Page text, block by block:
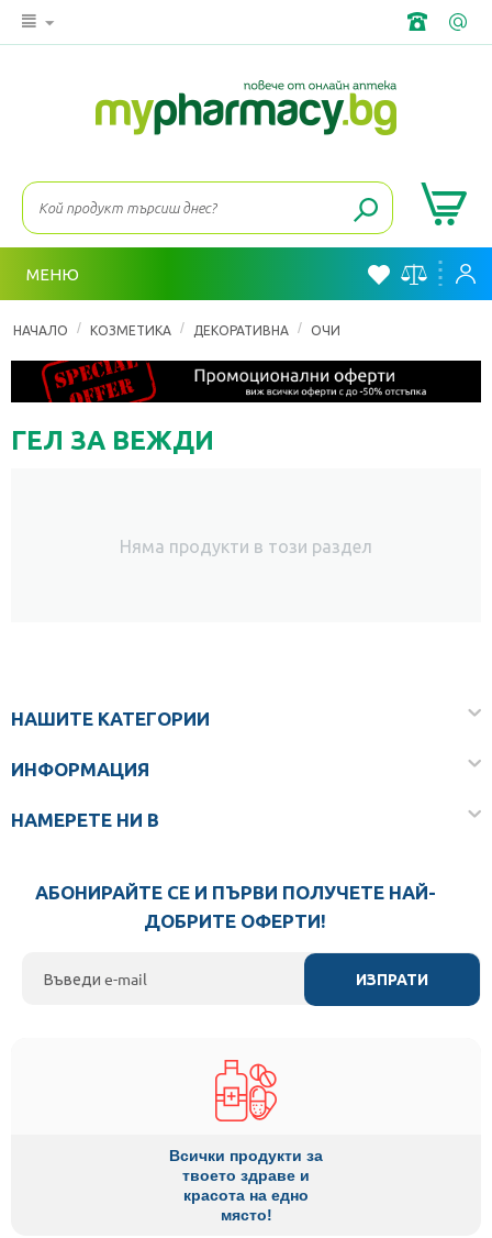
МЕНЮ
НАЧАЛО / КОЗМЕТИКА / ДЕКОРАТИВНА / ОЧИ
ГЕЛ ЗА ВЕЖДИ
Няма продукти в този раздел
НАШИТЕ КАТЕГОРИИ
ИНФОРМАЦИЯ
НАМЕРЕТЕ НИ В
АБОНИРАЙТЕ СЕ И ПЪРВИ ПОЛУЧЕТЕ НАЙ-
ДОБРИТЕ ОФЕРТИ!
ИЗПРАТИ
Всички продукти за
твоето здраве и
красота на едно
място!